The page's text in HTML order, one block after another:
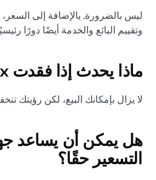
ليس بالضرورة. بالإضافة إلى
وتقييم البائع والخدمة أيضًا دورًا
ماذا يحدث إذا فقدت BuyBox؟
لا يزال بإمكانك البيع، لكن رؤيتك
هل يمكن أن يساعد
التسعير حقًا؟